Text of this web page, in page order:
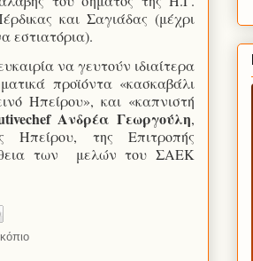
και Σαγιάδας (μέχρι
εστιατόρια).
να γευτούν ιδιαίτερα
προϊόντα «κασκαβάλι
Ηπείρου», και «καπνιστή
Ανδρέα Γεωργούλη,
Ηπείρου, της Επιτροπής
των
μελών του ΣΑΕΚ